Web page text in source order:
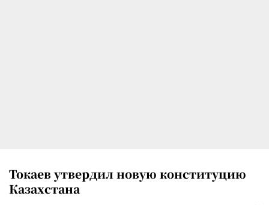
Токаев утвердил новую конституцию
Казахстана